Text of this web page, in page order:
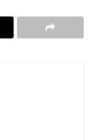
(DAK
Anggaran